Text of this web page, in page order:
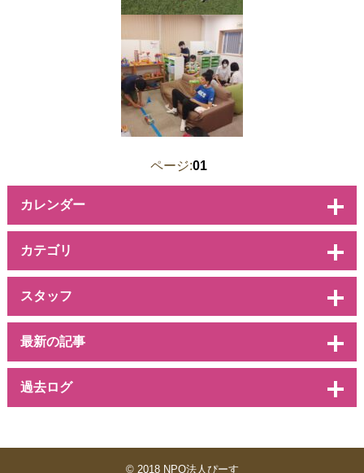
ページ:01
カレンダー
カテゴリ
スタッフ
最新の記事
過去ログ
© 2018 NPO法人ぴーす